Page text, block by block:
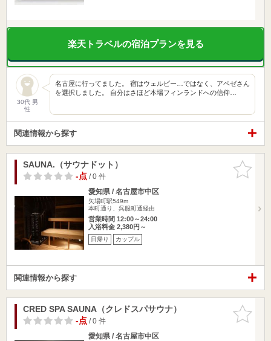
楽天トラベルの宿泊プランを見る
30代 男
性
名古屋に行ってました。 宿はウェルビー…ではなく、アペゼさん
を選択しました。 自分はさほど本場フィンランドへの信仰…
関連情報から探す
お気に入
りに追加
SAUNA.（サウナドット）
-点/ 0 件
愛知県 / 名古屋市中区
矢場町駅549m
本町通り、呉服町通経由
営業時間 12:00～24:00
入浴料金 2,380円～
日帰り カップル
関連情報から探す
お気に入
りに追加
CRED SPA SAUNA（クレドスパサウナ）
-点/ 0 件
愛知県 / 名古屋市中区